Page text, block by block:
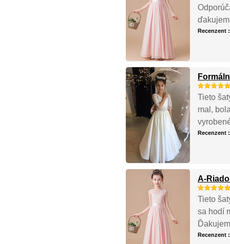
Recenzent
Tieto
mal,
Recenzent
A-
Tieto
sa hodí
Recenzent